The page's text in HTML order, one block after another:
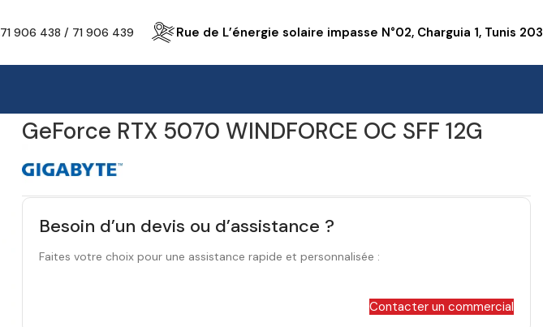
71 906 438 / 71 906 439 Rue de L’énergie solaire impasse N°02, Charguia 1, Tunis
GeForce RTX 5070 WINDFORCE OC SFF 12G
Besoin d’un devis ou d’assistance ?
Faites votre choix pour une assistance rapide et personnalisée :
Contacter un commercial